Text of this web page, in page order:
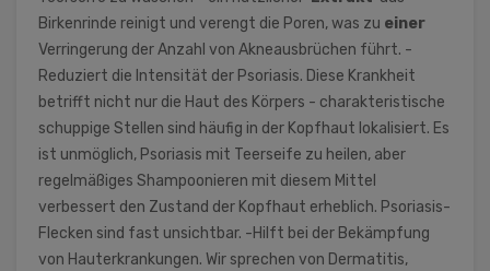
Birkenrinde reinigt und verengt die Poren, was zu einer
Verringerung der Anzahl von Akneausbrüchen führt. -
Reduziert die Intensität der Psoriasis. Diese Krankheit
betrifft nicht nur die Haut des Körpers - charakteristische
schuppige Stellen sind häufig in der Kopfhaut lokalisiert. Es
ist unmöglich, Psoriasis mit Teerseife zu heilen, aber
regelmäßiges Shampoonieren mit diesem Mittel
verbessert den Zustand der Kopfhaut erheblich. Psoriasis-
Flecken sind fast unsichtbar. -Hilft bei der Bekämpfung
von Hauterkrankungen. Wir sprechen von Dermatitis,